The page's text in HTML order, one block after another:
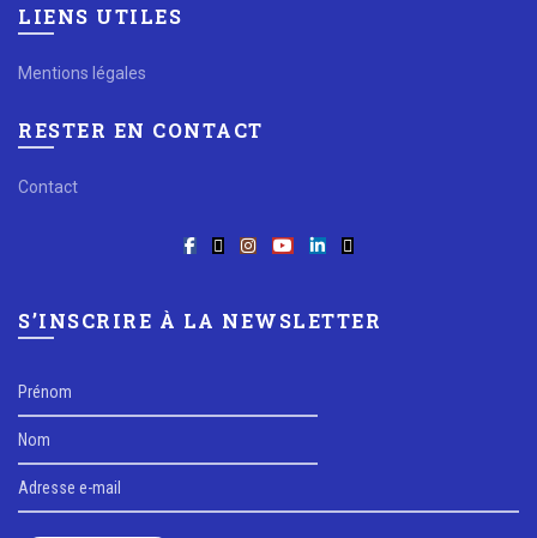
LIENS UTILES
Mentions légales
RESTER EN CONTACT
Contact
S’INSCRIRE À LA NEWSLETTER